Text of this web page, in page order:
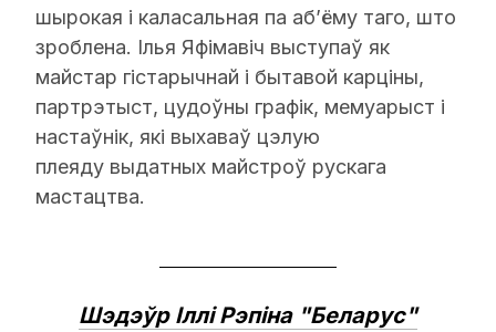
шырокая і каласальная па аб’ёму таго, што
зроблена. Ілья Яфімавіч выступаў як
майстар гістарычнай і бытавой карціны,
партрэтыст, цудоўны графік, мемуарыст і
настаўнік, які выхаваў цэлую
плеяду выдатных майстроў рускага
мастацтва.
Шэдэўр Іллі Рэпіна "Беларус"